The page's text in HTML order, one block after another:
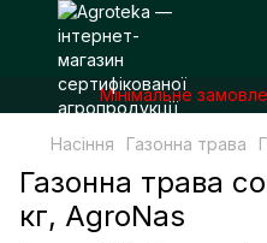
Мінімальне
Насіння Газонна трава
Газонна трава
кг, AgroNas